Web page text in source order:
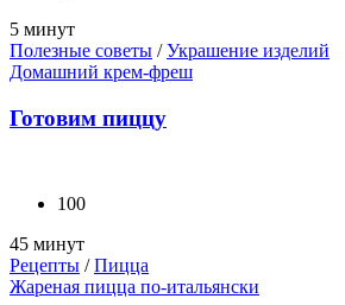
5 минут
Полезные советы /Украшение изделий
Домашний крем-фреш
Готовим пиццу
100
45 минут
Рецепты /Пицца
Жареная пицца по-итальянски